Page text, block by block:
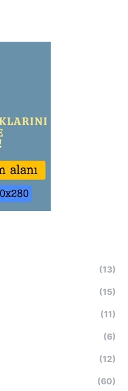
(13)
(15)
(11)
(6)
(12)
(60)